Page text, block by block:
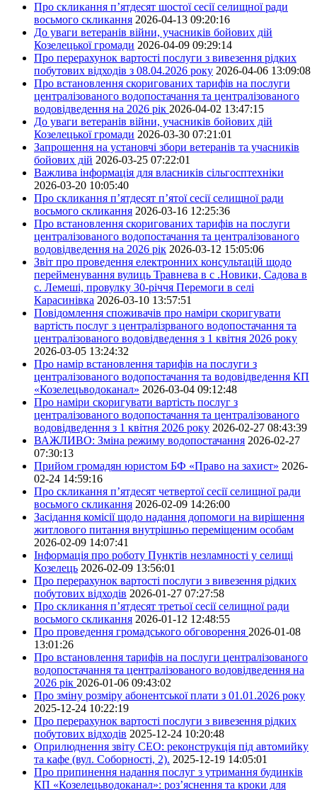
Про скликання п’ятдесят шостої сесії селищної ради
восьмого скликання 2026-04-13 09:20:16
До уваги ветеранів війни, учасників бойових дій
Козелецької громади 2026-04-09 09:29:14
Про перерахунок вартості послуги з вивезення рідких
побутових відходів з 08.04.2026 року 2026-04-06 13:09:08
Про встановлення скоригованих тарифів на послуги
централізованого водопостачання та централізованого
водовідведення на 2026 рік 2026-04-02 13:47:15
До уваги ветеранів війни, учасників бойових дій
Козелецької громади 2026-03-30 07:21:01
Запрошення на установчі збори ветеранів та учасників
бойових дій 2026-03-25 07:22:01
Важлива інформація для власників сільгосптехніки
2026-03-20 10:05:40
Про скликання п’ятдесят п’ятої сесії селищної ради
восьмого скликання 2026-03-16 12:25:36
Про встановлення скоригованих тарифів на послуги
централізованого водопостачання та централізованого
водовідведення на 2026 рік 2026-03-12 15:05:06
Звіт про проведення електронних консультацій щодо
перейменування вулиць Травнева в с .Новики, Садова в
с. Лемеші, провулку 30-річчя Перемоги в селі
Карасинівка 2026-03-10 13:57:51
Повідомлення споживачів про наміри скоригувати
вартість послуг з централізрваного водопостачання та
централізованого водовідведення з 1 квітня 2026 року
2026-03-05 13:24:32
Про намір встановлення тарифів на послуги з
централізованого водопостачання та водовідведення КП
«Козелецьводоканал» 2026-03-04 09:12:48
Про наміри скоригувати вартість послуг з
централізованого водопостачання та централізованого
водовідведення з 1 квітня 2026 року 2026-02-27 08:43:39
ВАЖЛИВО: Зміна режиму водопостачання 2026-02-27
07:30:13
Прийом громадян юристом БФ «Право на захист» 2026-
02-24 14:59:16
Про скликання п’ятдесят четвертої сесії селищної ради
восьмого скликання 2026-02-09 14:26:00
Засідання комісії щодо надання допомоги на вирішення
житлового питання внутрішньо переміщеним особам
2026-02-09 14:07:41
Інформація про роботу Пунктів незламності у селищі
Козелець 2026-02-09 13:56:01
Про перерахунок вартості послуги з вивезення рідких
побутових відходів 2026-01-27 07:27:58
Про скликання п’ятдесят третьої сесії селищної ради
восьмого скликання 2026-01-12 12:48:55
Про проведення громадського обговорення 2026-01-08
13:01:26
Про встановлення тарифів на послуги централізованого
водопостачання та централізованого водовідведення на
2026 рік 2026-01-06 09:43:02
Про зміну розміру абонентської плати з 01.01.2026 року
2025-12-24 10:22:19
Про перерахунок вартості послуги з вивезення рідких
побутових відходів 2025-12-24 10:20:48
Оприлюднення звіту СЕО: реконструкція під автомийку
та кафе (вул. Соборності, 2). 2025-12-19 14:05:01
Про припинення надання послуг з утримання будинків
КП «Козелецьводоканал»: роз’яснення та кроки для